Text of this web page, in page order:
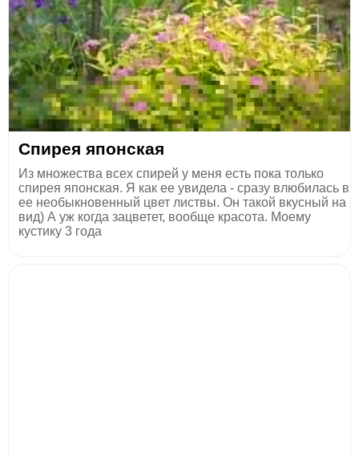
Спирея японская
Из множества всех спирей у меня есть пока только
спирея японская. Я как ее увидела - сразу влюбилась в
ее необыкновенный цвет листвы. Он такой вкусный на
вид) А уж когда зацветет, вообще красота. Моему
кустику 3 года